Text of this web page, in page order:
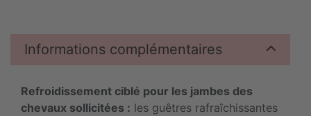
Informations complémentaires
Refroidissement ciblé pour les jambes des
chevaux sollicitées : les guêtres rafraîchissantes